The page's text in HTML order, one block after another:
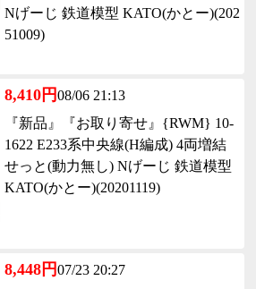
Nげーじ 鉄道模型 KATO(かとー)(202
51009)
8,410円08/06 21:13
『新品』『お取り寄せ』{RWM} 10-
1622 E233系中央線(H編成) 4両増結
せっと(動力無し) Nげーじ 鉄道模型
KATO(かとー)(20201119)
8,448円07/23 20:27